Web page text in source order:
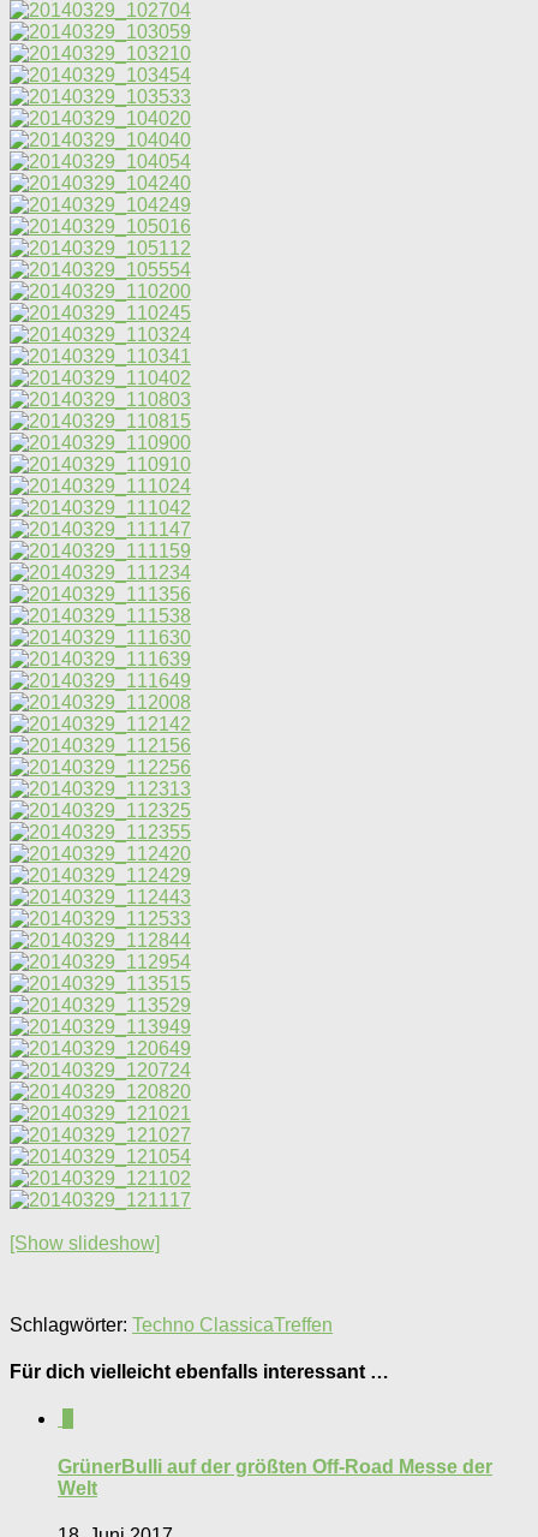
[Show slideshow]
Schlagwörter: Techno ClassicaTreffen
Für dich vielleicht ebenfalls interessant …
GrünerBulli auf der größten Off-Road Messe der
Welt